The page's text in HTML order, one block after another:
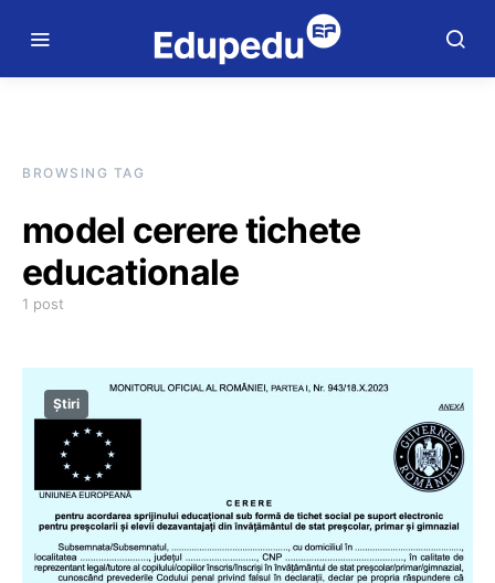
BROWSING TAG
model cerere tichete
educationale
1 post
Știri